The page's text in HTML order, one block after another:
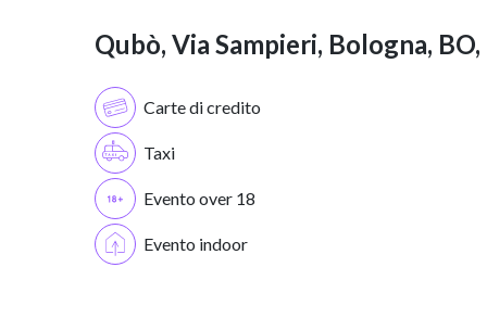
Qubò, Via Sampieri, Bologna,
Carte di credito
Taxi
Evento over 18
Evento indoor